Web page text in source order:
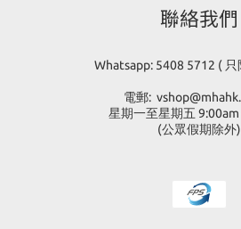
聯絡我們
Whatsapp: 5408 5712 (
電郵:
星期一至星期五 9:00am
(公眾假期除外)